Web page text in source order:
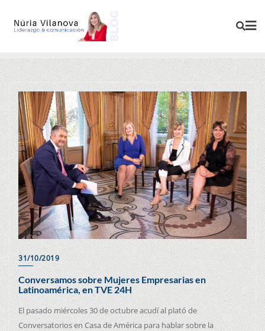
31/10/2019
Conversamos sobre Mujeres Empresarias en
Latinoamérica, en TVE 24H
El pasado miércoles 30 de octubre acudí al plató de
Conversatorios en Casa de América para hablar sobre la